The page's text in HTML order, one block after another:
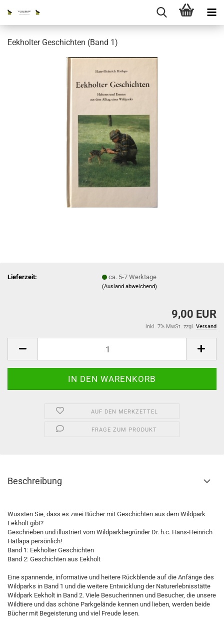
Eekholter Geschichten (Band 1)
Lieferzeit: ca. 5-7 Werktage
(Ausland abweichend)
9,00 EUR
inkl. 7% MwSt. zzgl. Versand
AUF DEN MERKZETTEL
FRAGE ZUM PRODUKT
Beschreibung
Wussten Sie, dass es zwei Bücher mit Geschichten aus dem Wildpark
Eekholt gibt?
Geschrieben und illustriert vom Wildparkbegründer Dr. h.c. Hans-Heinrich
Hatlapa persönlich!
Band 1: Eekholter Geschichten
Band 2: Geschichten aus Eekholt
Eine spannende, informative und heitere Rückblende auf die Anfänge des
Wildparks in Band 1 und die weitere Entwicklung der Naturerlebnisstätte
Wildpark Eekholt in Band 2. Viele Besucherinnen und Besucher, die unsere
Wildtiere und das schöne Parkgelände kennen und lieben, werden beide
Bücher mit Begeisterung und viel Freude lesen.